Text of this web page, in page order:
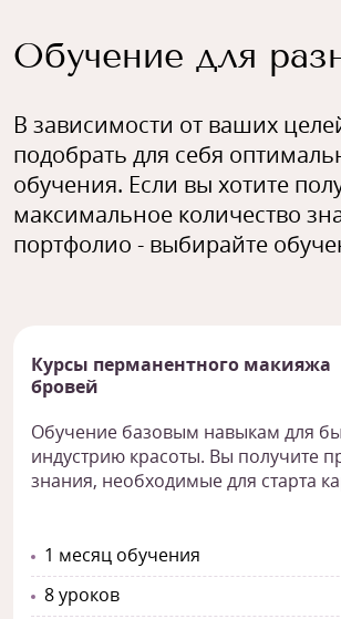
Обучение для
В зависимости от ваших
подобрать для себя
обучения. Если вы хотите
максимальное количество
портфолио - выбирайте
Курсы перманентного макияжа
бровей
Обучение базовым навыкам для
индустрию красоты. Вы получите
знания, необходимые для старта
1 месяц обучения
8 уроков